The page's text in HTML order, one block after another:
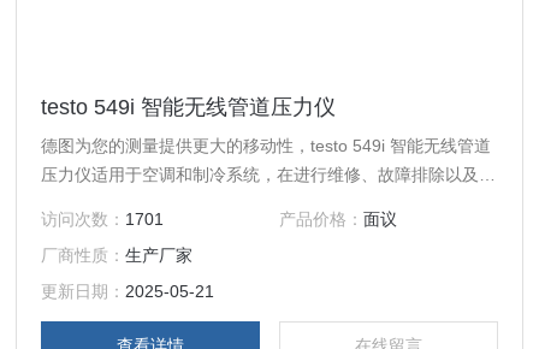
testo 549i 智能无线管道压力仪
德图为您的测量提供更大的移动性，testo 549i 智能无线管道
压力仪适用于空调和制冷系统，在进行维修、故障排除以及安
访问次数： 1701 产品价格： 面议
厂商性质：生产厂家
更新日期： 2025-05-21